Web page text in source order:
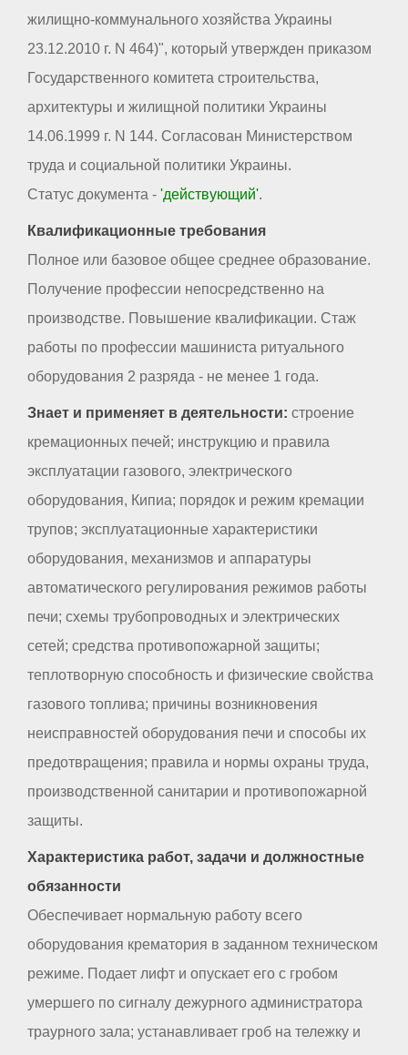
жилищно-коммунального хозяйства Украины
23.12.2010 г. N 464)", который утвержден приказом
Государственного комитета строительства,
архитектуры и жилищной политики Украины
14.06.1999 г. N 144. Согласован Министерством
труда и социальной политики Украины.
Статус документа - 'действующий'.
Квалификационные требования
Полное или базовое общее среднее образование.
Получение профессии непосредственно на
производстве. Повышение квалификации. Стаж
работы по профессии машиниста ритуального
оборудования 2 разряда - не менее 1 года.
Знает и применяет в деятельности: строение
кремационных печей; инструкцию и правила
эксплуатации газового, электрического
оборудования, Кипиа; порядок и режим кремации
трупов; эксплуатационные характеристики
оборудования, механизмов и аппаратуры
автоматического регулирования режимов работы
печи; схемы трубопроводных и электрических
сетей; средства противопожарной защиты;
теплотворную способность и физические свойства
газового топлива; причины возникновения
неисправностей оборудования печи и способы их
предотвращения; правила и нормы охраны труда,
производственной санитарии и противопожарной
защиты.
Характеристика работ, задачи и должностные
обязанности
Обеспечивает нормальную работу всего
оборудования крематория в заданном техническом
режиме. Подает лифт и опускает его с гробом
умершего по сигналу дежурного администратора
траурного зала; устанавливает гроб на тележку и